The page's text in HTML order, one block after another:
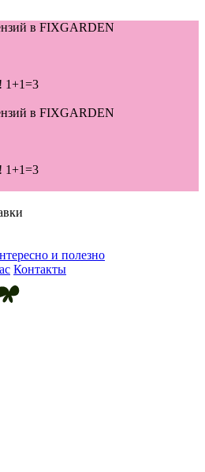
в FIXGARDEN
1+1=3
в FIXGARDEN
1+1=3
и полезно
Контакты